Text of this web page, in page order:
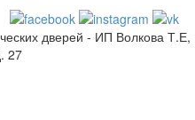
дверей - ИП Волкова Т.Е,
27